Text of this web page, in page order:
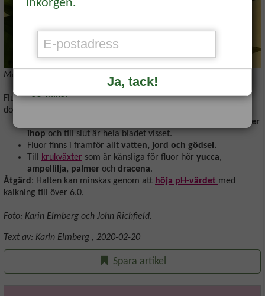
Många är känsliga för höga fluorvärden.
Fluor är ett så kallat mikronäringsämne som är skadligt i för hög
dos.
torra, bruna bladkanter som efterhand smälter
ihop och till slut är hela bladet visset.
Fluor finns i framför allt vatten, jord och gödsel.
Till
krukväxter som är känsliga för fluor hör yucca,
ampellilja, palmer och dracena.
Åtgärd : Halten kan minskas genom att höja pH-värdet med
kalkning till över 6.0.
Foto: Karin Elmberg och John Richfield.
Text av: Karin Elmberg , 2020-02-20
Spara artikel
bekräftelse på ditt medlemskap.
Redan medlem?Logga inför att se
veckans erbjudande.
*Se villkor
inkorgen.
Ja, tack!